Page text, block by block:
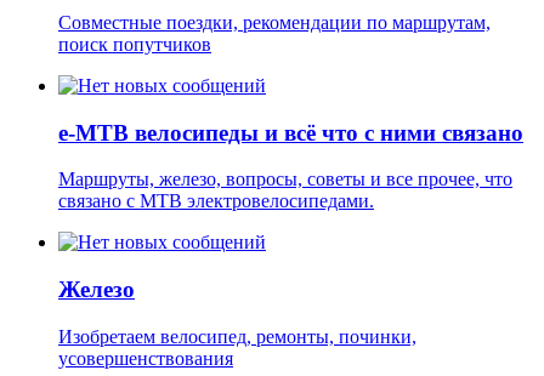
Совместные поездки, рекомендации по маршрутам,
поиск попутчиков
e-MTB велосипеды и всё что с ними связано
Маршруты, железо, вопросы, советы и все прочее, что
связано с MTB электровелосипедами.
Железо
Изобретаем велосипед, ремонты, починки,
усовершенствования